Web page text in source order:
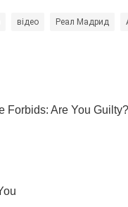
відео Реал Мадрид